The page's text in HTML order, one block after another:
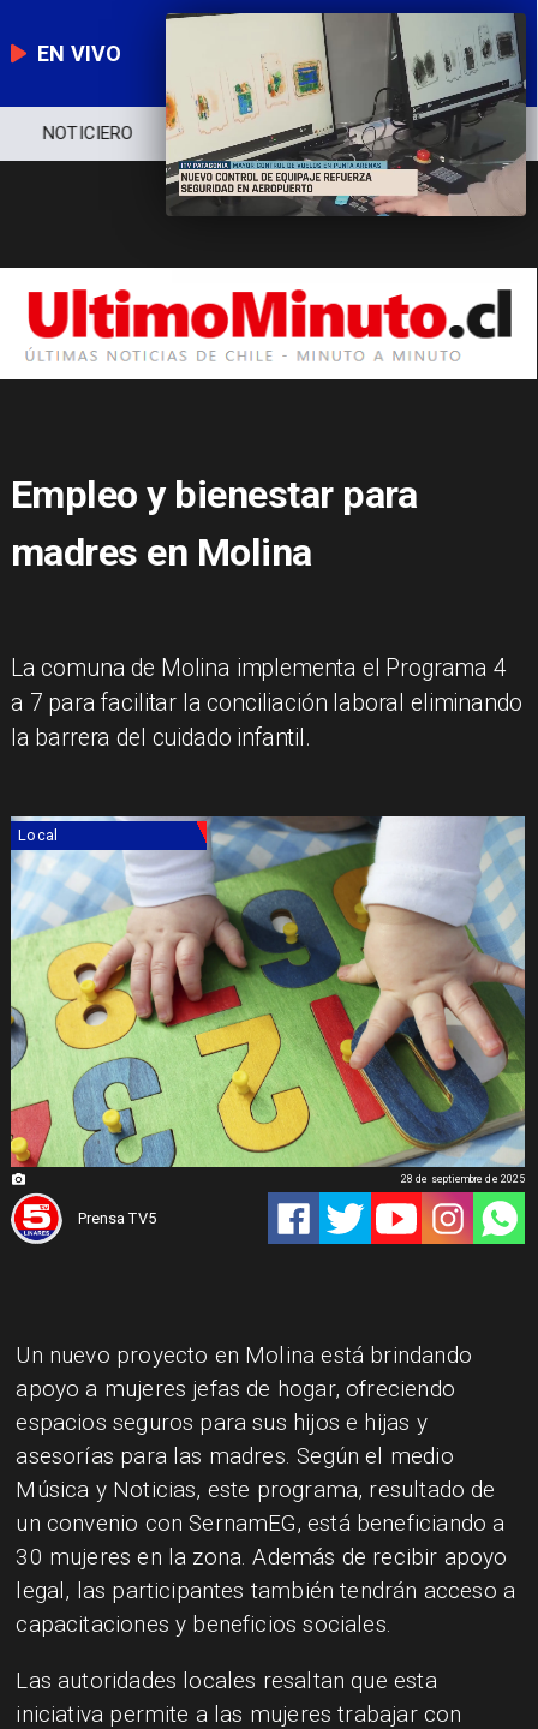
EN VIVO
NOTICIERO POLÍTICA ECONOMÍA
Empleo y bienestar para
madres en Molina
La comuna de Molina implementa el Programa 4
a 7 para facilitar la conciliación laboral eliminando
la barrera del cuidado infantil.
Local
Prensa TV5
28 de septiembre de 2025
Un nuevo proyecto en Molina está brindando
apoyo a mujeres jefas de hogar, ofreciendo
espacios seguros para sus hijos e hijas y
asesorías para las madres. Según el medio
Música y Noticias, este programa, resultado de
un convenio con SernamEG, está beneficiando a
30 mujeres en la zona. Además de recibir apoyo
legal, las participantes también tendrán acceso a
capacitaciones y beneficios sociales.
Las autoridades locales resaltan que esta
iniciativa permite a las mujeres trabajar con